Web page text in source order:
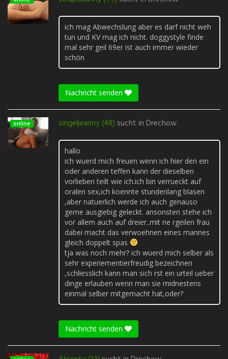
ich mag Abwechslung aber es darf nicht weh
tun und KV mag ich nicht. doggystyle finde
mal sehr geil 69er ist auch immer wieder
schön
Nachricht senden
online singeljeanny (48) sucht in Drechow
hallo
ich wuerd mich freuen wenn ich hier den ein
oder anderen teffen kann der dieselben
vorlieben teilt wie ich.ich bin verrueckt auf
oralen sex,ich koennte stundenlang blasen
,aber natuerlich werde ich auch genauso
gerne ausgiebig geleckt. ansonsten stehe ich
vor allem auch auf dreier..mit ne rgeilen frau
dabei macht das verwoehnen eines mannes
gleich doppelt spas
tja was noch mehr? ich wuerd mich selber als
sehr experiementierfreudig bezeichnen
,schliesslich kann man sich rst ein urteil ueber
dinge erlauben wenn man sie midnestens
einmal selber mitgemacht hat,oder?
Nachricht senden